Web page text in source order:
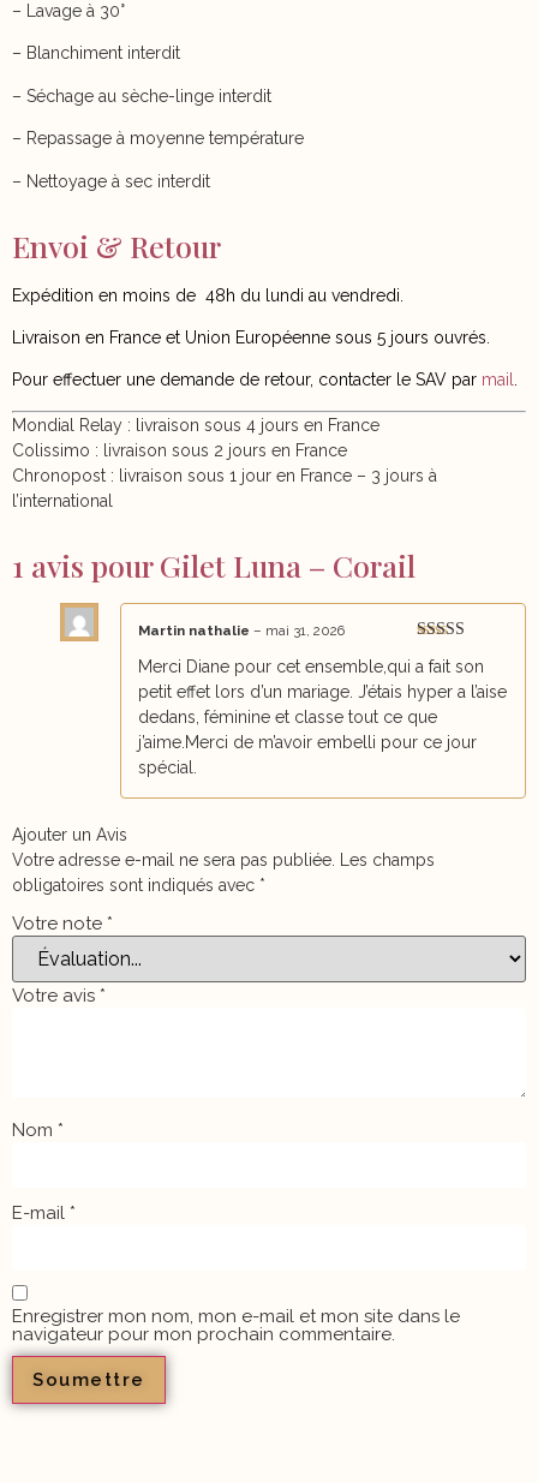
– Lavage à 30°
– Blanchiment interdit
– Séchage au sèche-linge interdit
– Repassage à moyenne température
– Nettoyage à sec interdit
Envoi & Retour
Expédition en moins de 48h du lundi au vendredi.
Livraison en France et Union Européenne sous 5 jours ouvrés.
Pour effectuer une demande de retour, contacter le SAV par mail.
Mondial Relay : livraison sous 4 jours en France
Colissimo : livraison sous 2 jours en France
Chronopost : livraison sous 1 jour en France – 3 jours à
l’international
1 avis pourGilet Luna – Corail
Martin nathalie – mai 31, 2026
Merci Diane pour cet ensemble,qui a fait son
petit effet lors d’un mariage. J’étais hyper a l’aise
dedans, féminine et classe tout ce que
j’aime.Merci de m’avoir embelli pour ce jour
spécial.
Ajouter un Avis
Votre adresse e-mail ne sera pas publiée. Les champs
obligatoires sont indiqués avec *
Votre note *
Votre avis *
Nom *
E-mail *
Enregistrer mon nom, mon e-mail et mon site dans le
navigateur pour mon prochain commentaire.